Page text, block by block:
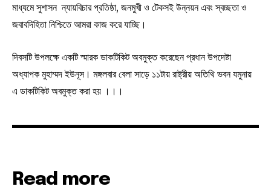
মাধ্যমে সুশাসন ন্যায়বিচার প্রতিষ্ঠা, জনমুখী ও টেকসই উন্নয়ন এবং স্বচ্ছতা ও
জবাবদিহিতা নিশ্চিতে আমরা কাজ করে যাচ্ছি।
দিবসটি উপলক্ষে একটি স্মারক ডাকটিকিট অবমুক্ত করেছেন প্রধান উপদেষ্টা
অধ্যাপক মুহাম্মদ ইউনূস। মঙ্গলবার বেলা সাড়ে ১১টায় রাষ্ট্রীয় অতিথি ভবন যমুনায়
এ ডাকটিকিট অবমুক্ত করা হয় ।।।
Read more